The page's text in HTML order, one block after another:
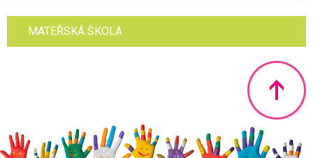
MATEŘSKÁ ŠKOLA